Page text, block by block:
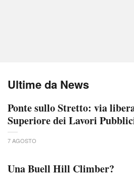
Ultime da News
Ponte sullo Stretto: via
Superiore dei Lavori
7 AGOSTO
Una Buell Hill Climber?